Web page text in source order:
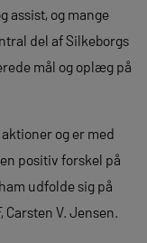
assist, og mange
del af Silkeborgs
mål og oplæg på
og er med
positiv forskel på
udfolde sig på
Carsten V. Jensen.